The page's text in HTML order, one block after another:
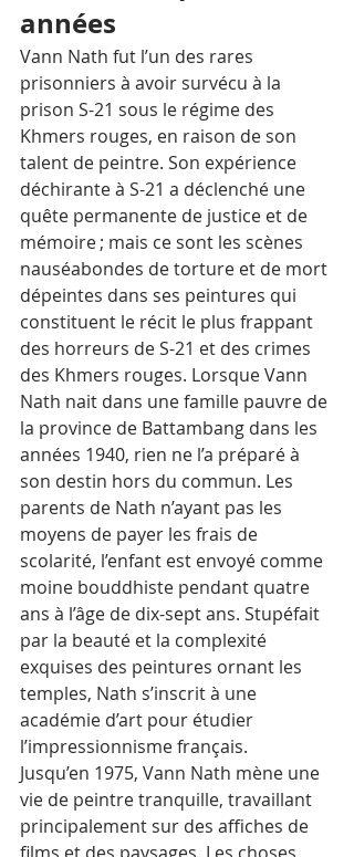
années
Vann Nath fut l’un des rares
prisonniers à avoir survécu à la
prison S-21 sous le régime des
Khmers rouges, en raison de son
talent de peintre. Son expérience
déchirante à S-21 a déclenché une
quête permanente de justice et de
mémoire ; mais ce sont les scènes
nauséabondes de torture et de mort
dépeintes dans ses peintures qui
constituent le récit le plus frappant
des horreurs de S-21 et des crimes
des Khmers rouges. Lorsque Vann
Nath nait dans une famille pauvre de
la province de Battambang dans les
années 1940, rien ne l’a préparé à
son destin hors du commun. Les
parents de Nath n’ayant pas les
moyens de payer les frais de
scolarité, l’enfant est envoyé comme
moine bouddhiste pendant quatre
ans à l’âge de dix-sept ans. Stupéfait
par la beauté et la complexité
exquises des peintures ornant les
temples, Nath s’inscrit à une
académie d’art pour étudier
l’impressionnisme français.
Jusqu’en 1975, Vann Nath mène une
vie de peintre tranquille, travaillant
principalement sur des affiches de